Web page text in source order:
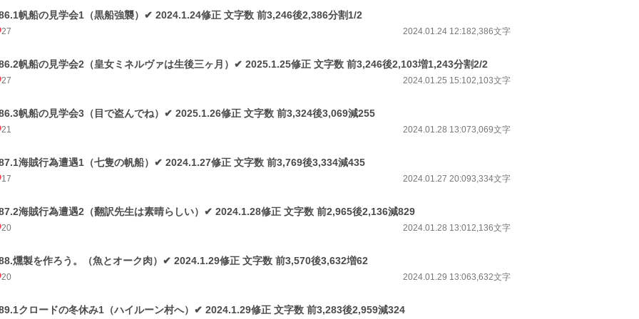
帆船の見学会1（黒船強襲）✔ 2024.1.24修正 文字数 前3,246後2,386分割1/2
27 2024.01.24 12:182,386文字
帆船の見学会2（皇女ミネルヴァは生後三ヶ月）✔ 2025.1.25修正 文字数 前3,246後2,103増1,243分割2/2
27 2024.01.25 15:102,103文字
帆船の見学会3（目で盗んでね）✔ 2025.1.26修正 文字数 前3,324後3,069減255
21 2024.01.28 13:073,069文字
海賊行為遭遇1（七隻の帆船）✔ 2024.1.27修正 文字数 前3,769後3,334減435
17 2024.01.27 20:093,334文字
海賊行為遭遇2（翻訳先生は素晴らしい）✔ 2024.1.28修正 文字数 前2,965後2,136減829
20 2024.01.28 13:012,136文字
燻製を作ろう。（魚とオーク肉）✔ 2024.1.29修正 文字数 前3,570後3,632増62
20 2024.01.29 13:063,632文字
クロードの冬休み1（ハイルーン村へ）✔ 2024.1.29修正 文字数 前3,283後2,959減324